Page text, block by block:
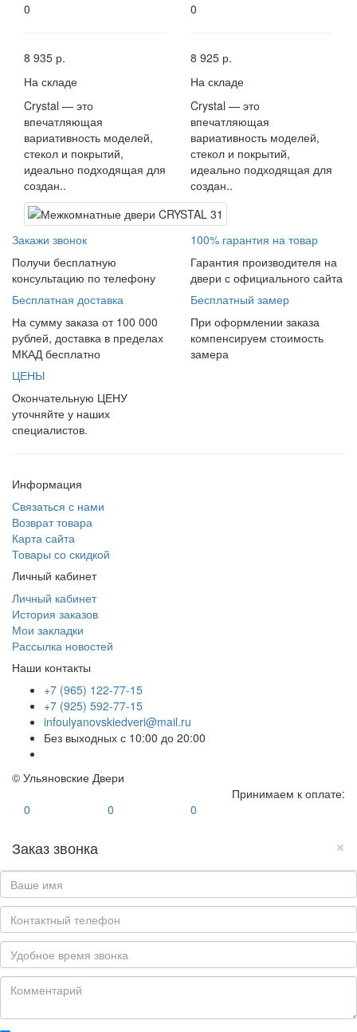
0
8 935 р.
На складе
Crystal — это
впечатляющая
вариативность моделей,
стекол и покрытий,
идеально подходящая для
создан..
0
8 925 р.
На складе
Crystal — это
впечатляющая
вариативность моделей,
стекол и покрытий,
идеально подходящая для
создан..
Закажи звонок
Получи бесплатную
консультацию по телефону
100% гарантия на товар
Гарантия производителя на
двери с официального сайта
Бесплатная доставка
На сумму заказа от 100 000
рублей, доставка в пределах
МКАД бесплатно
Бесплатный замер
При оформлении заказа
компенсируем стоимость
замера
ЦЕНЫ
Окончательную ЦЕНУ
уточняйте у наших
специалистов.
Информация
Связаться с нами
Возврат товара
Карта сайта
Товары со скидкой
Личный кабинет
Личный кабинет
История заказов
Мои закладки
Рассылка новостей
Наши контакты
+7 (965) 122-77-15
+7 (925) 592-77-15
infoulyanovskiedveri@mail.ru
Без выходных с 10:00 до 20:00
© Ульяновские Двери
Принимаем к оплате:
0
0 0
×
Заказ звонка